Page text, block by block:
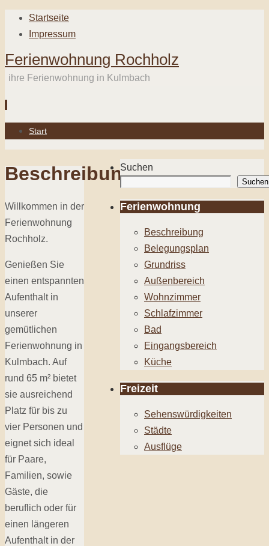
Startseite
Impressum
Ferienwohnung Rochholz
ihre Ferienwohnung in Kulmbach
Zum
Start
Beschreibung
Willkommen in der
Ferienwohnung
Rochholz.
Genießen Sie
einen entspannten
Aufenthalt in
unserer
gemütlichen
Ferienwohnung in
Kulmbach. Auf
rund 65 m² bietet
sie ausreichend
Platz für bis zu
vier Personen und
eignet sich ideal
für Paare,
Familien, sowie
Gäste, die
beruflich oder für
einen längeren
Aufenthalt in der
Suchen
Suchen
Ferienwohnung
Beschreibung
Belegungsplan
Grundriss
Außenbereich
Wohnzimmer
Schlafzimmer
Bad
Eingangsbereich
Küche
Freizeit
Sehenswürdigkeiten
Städte
Ausflüge